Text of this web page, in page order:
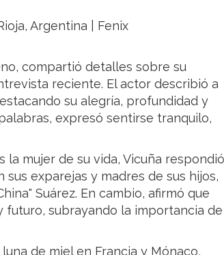
Argentina | Fenix
compartió detalles sobre su
reciente. El actor describió a
su alegría, profundidad y
expresó sentirse tranquilo,
la mujer de su vida, Vicuña respondió
exparejas y madres de sus hijos,
Suárez. En cambio, afirmó que
futuro, subrayando la importancia de
de miel en Francia y Mónaco,